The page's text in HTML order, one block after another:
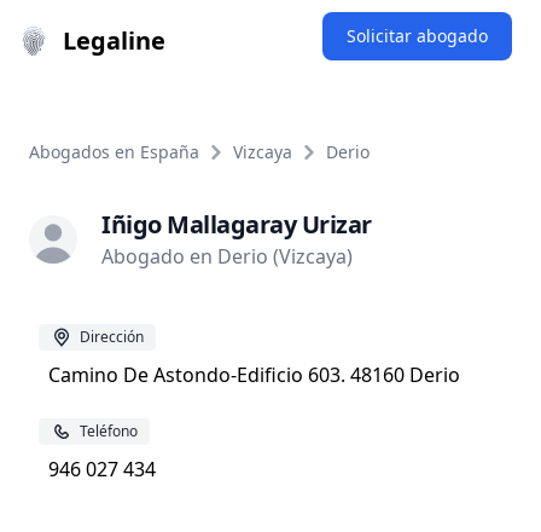
Legaline Solicitar abogado
Abogados en España Vizcaya Derio
Iñigo Mallagaray Urizar
Abogado en Derio (Vizcaya)
Dirección
Camino De Astondo-Edificio 603. 48160 Derio
Teléfono
946 027 434